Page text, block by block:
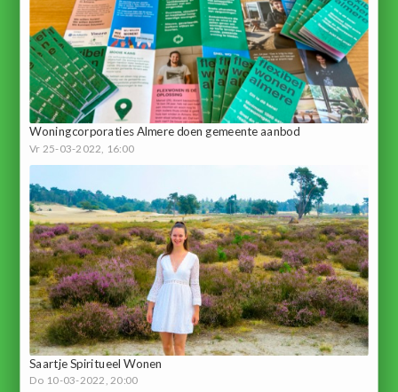
Woningcorporaties Almere doen gemeente aanbod
Vr 25-03-2022, 16:00
Saartje Spiritueel Wonen
Do 10-03-2022, 20:00